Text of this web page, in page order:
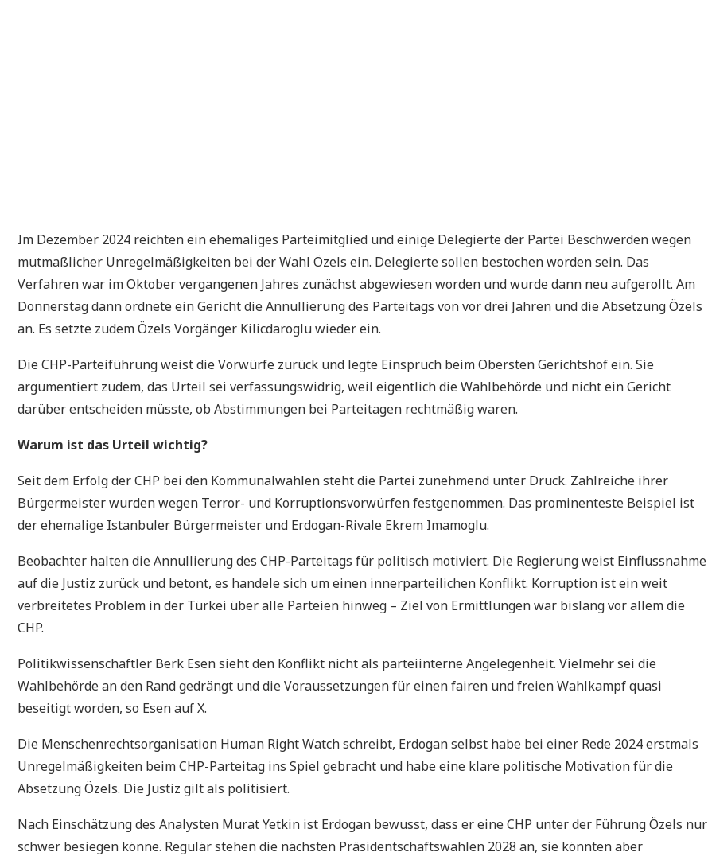
Im Dezember 2024 reichten ein ehemaliges Parteimitglied und einige Delegierte der Partei Beschwerden wegen
mutmaßlicher Unregelmäßigkeiten bei der Wahl Özels ein. Delegierte sollen bestochen worden sein. Das
Verfahren war im Oktober vergangenen Jahres zunächst abgewiesen worden und wurde dann neu aufgerollt. Am
Donnerstag dann ordnete ein Gericht die Annullierung des Parteitags von vor drei Jahren und die Absetzung Özels
an. Es setzte zudem Özels Vorgänger Kilicdaroglu wieder ein.
Die CHP-Parteiführung weist die Vorwürfe zurück und legte Einspruch beim Obersten Gerichtshof ein. Sie
argumentiert zudem, das Urteil sei verfassungswidrig, weil eigentlich die Wahlbehörde und nicht ein Gericht
darüber entscheiden müsste, ob Abstimmungen bei Parteitagen rechtmäßig waren.
Warum ist das Urteil wichtig?
Seit dem Erfolg der CHP bei den Kommunalwahlen steht die Partei zunehmend unter Druck. Zahlreiche ihrer
Bürgermeister wurden wegen Terror- und Korruptionsvorwürfen festgenommen. Das prominenteste Beispiel ist
der ehemalige Istanbuler Bürgermeister und Erdogan-Rivale Ekrem Imamoglu.
Beobachter halten die Annullierung des CHP-Parteitags für politisch motiviert. Die Regierung weist Einflussnahme
auf die Justiz zurück und betont, es handele sich um einen innerparteilichen Konflikt. Korruption ist ein weit
verbreitetes Problem in der Türkei über alle Parteien hinweg – Ziel von Ermittlungen war bislang vor allem die
CHP.
Politikwissenschaftler Berk Esen sieht den Konflikt nicht als parteiinterne Angelegenheit. Vielmehr sei die
Wahlbehörde an den Rand gedrängt und die Voraussetzungen für einen fairen und freien Wahlkampf quasi
beseitigt worden, so Esen auf X.
Die Menschenrechtsorganisation Human Right Watch schreibt, Erdogan selbst habe bei einer Rede 2024 erstmals
Unregelmäßigkeiten beim CHP-Parteitag ins Spiel gebracht und habe eine klare politische Motivation für die
Absetzung Özels. Die Justiz gilt als politisiert.
Nach Einschätzung des Analysten Murat Yetkin ist Erdogan bewusst, dass er eine CHP unter der Führung Özels nur
schwer besiegen könne. Regulär stehen die nächsten Präsidentschaftswahlen 2028 an, sie könnten aber